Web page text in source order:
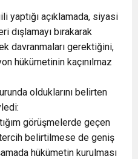
yaptığı açıklamada, siyasi
dışlamayı bırakarak
davranmaları gerektiğini,
hükümetinin kaçınılmaz
olduklarını belirten
görüşmelerde geçen
belirtilmese de geniş
hükümetin kurulması